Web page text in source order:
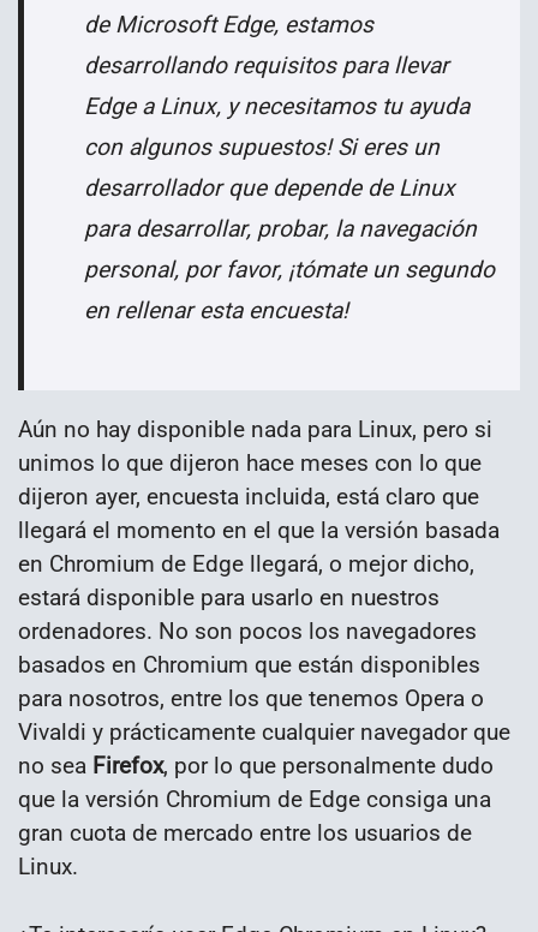
de Microsoft Edge, estamos
desarrollando requisitos para llevar
Edge a Linux, y necesitamos tu ayuda
con algunos supuestos! Si eres un
desarrollador que depende de Linux
para desarrollar, probar, la navegación
personal, por favor, ¡tómate un segundo
en rellenar esta encuesta!
Aún no hay disponible nada para Linux, pero si
unimos lo que dijeron hace meses con lo que
dijeron ayer, encuesta incluida, está claro que
llegará el momento en el que la versión basada
en Chromium de Edge llegará, o mejor dicho,
estará disponible para usarlo en nuestros
ordenadores. No son pocos los navegadores
basados en Chromium que están disponibles
para nosotros, entre los que tenemos Opera o
Vivaldi y prácticamente cualquier navegador que
no sea Firefox, por lo que personalmente dudo
que la versión Chromium de Edge consiga una
gran cuota de mercado entre los usuarios de
Linux.